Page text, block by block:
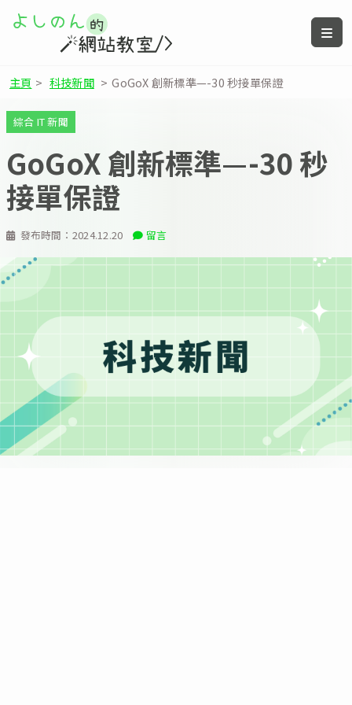
主頁 > 科技新聞 > GoGoX 創新標準—-30 秒接單保證
發布時間： 2024.12.20 留言
綜合 IT 新聞
GoGoX 創新標準—-30 秒
接單保證